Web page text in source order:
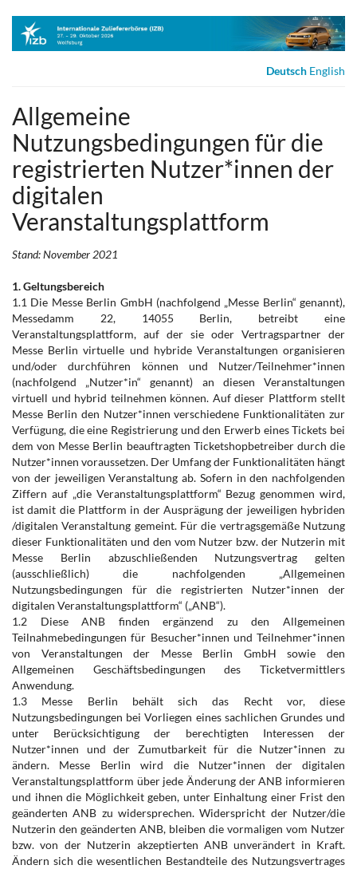
Zum
Haupt-
Inhalt
Deutsch English
Allgemeine
Nutzungsbedingungen für die
registrierten Nutzer*innen der
digitalen
Veranstaltungsplattform
Stand: November 2021
1. Geltungsbereich
1.1 Die Messe Berlin GmbH (nachfolgend „Messe Berlin“ genannt),
Messedamm 22, 14055 Berlin, betreibt eine
Veranstaltungsplattform, auf der sie oder Vertragspartner der
Messe Berlin virtuelle und hybride Veranstaltungen organisieren
und/oder durchführen können und Nutzer/Teilnehmer*innen
(nachfolgend „Nutzer*in“ genannt) an diesen Veranstaltungen
virtuell und hybrid teilnehmen können. Auf dieser Plattform stellt
Messe Berlin den Nutzer*innen verschiedene Funktionalitäten zur
Verfügung, die eine Registrierung und den Erwerb eines Tickets bei
dem von Messe Berlin beauftragten Ticketshopbetreiber durch die
Nutzer*innen voraussetzen. Der Umfang der Funktionalitäten hängt
von der jeweiligen Veranstaltung ab. Sofern in den nachfolgenden
Ziffern auf „die Veranstaltungsplattform“ Bezug genommen wird,
ist damit die Plattform in der Ausprägung der jeweiligen hybriden
/digitalen Veranstaltung gemeint. Für die vertragsgemäße Nutzung
dieser Funktionalitäten und den vom Nutzer bzw. der Nutzerin mit
Messe Berlin abzuschließenden Nutzungsvertrag gelten
(ausschließlich) die nachfolgenden „Allgemeinen
Nutzungsbedingungen für die registrierten Nutzer*innen der
digitalen Veranstaltungsplattform“ („ANB“).
1.2 Diese ANB finden ergänzend zu den Allgemeinen
Teilnahmebedingungen für Besucher*innen und Teilnehmer*innen
von Veranstaltungen der Messe Berlin GmbH sowie den
Allgemeinen Geschäftsbedingungen des Ticketvermittlers
Anwendung.
1.3 Messe Berlin behält sich das Recht vor, diese
Nutzungsbedingungen bei Vorliegen eines sachlichen Grundes und
unter Berücksichtigung der berechtigten Interessen der
Nutzer*innen und der Zumutbarkeit für die Nutzer*innen zu
ändern. Messe Berlin wird die Nutzer*innen der digitalen
Veranstaltungsplattform über jede Änderung der ANB informieren
und ihnen die Möglichkeit geben, unter Einhaltung einer Frist den
geänderten ANB zu widersprechen. Widerspricht der Nutzer/die
Nutzerin den geänderten ANB, bleiben die vormaligen vom Nutzer
bzw. von der Nutzerin akzeptierten ANB unverändert in Kraft.
Ändern sich die wesentlichen Bestandteile des Nutzungsvertrages